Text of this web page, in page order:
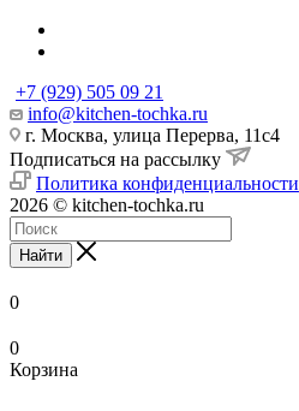
+7 (929) 505 09 21
info@kitchen-tochka.ru
г. Москва, улица Перерва, 11с4
Подписаться на рассылку
Политика конфиденциальности
2026 © kitchen-tochka.ru
Найти
0
0
Корзина